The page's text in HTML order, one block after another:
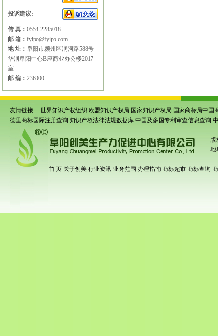
投诉建议:
传 真： 0558-2285018
邮 箱： fyipo@fyipo.com
地 址： 阜阳市颍州区润河路588号
华润阜阳中心B座商业办公楼2017
室
邮 编： 236000
友情链接： 世界知识产权组织 欧盟知识产权局 国家知识产权局 国家商标局中国
德里商标国际注册查询 知识产权法律法规数据库 中国及多国专利审查信息查询
版
地
首 页 关于创美 行业资讯 业务范围 办理指南 商标超市 商标查询